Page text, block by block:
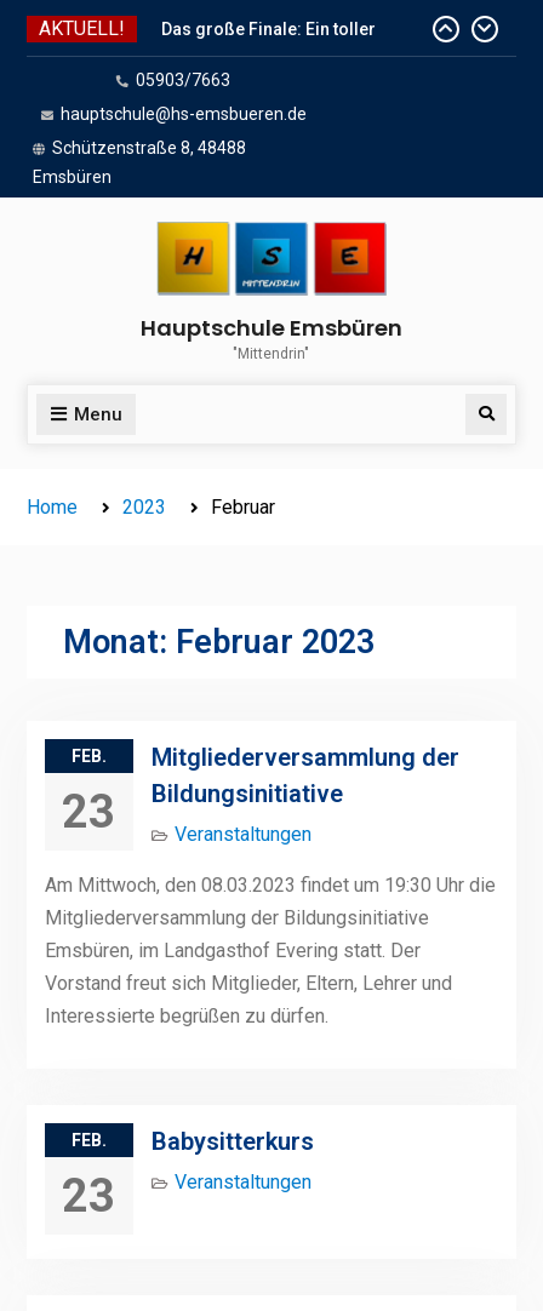
Skip
AKTUELL!
Das große Finale: Ein toller
Endspurt vor den Sommerferien!
Wir sind dabei!
schöne Sommerferien
05903/7663
hauptschule@hs-emsbueren.de
Schützenstraße 8, 48488
Emsbüren
Hauptschule Emsbüren
"Mittendrin"
Menu Search
Home 2023 Februar
Monat: Februar 2023
FEB.
23
Mitgliederversammlung der
Bildungsinitiative
Veranstaltungen
Am Mittwoch, den 08.03.2023 findet um 19:30 Uhr die
Mitgliederversammlung der Bildungsinitiative
Emsbüren, im Landgasthof Evering statt. Der
Vorstand freut sich Mitglieder, Eltern, Lehrer und
Interessierte begrüßen zu dürfen.
FEB.
23
Babysitterkurs
Veranstaltungen